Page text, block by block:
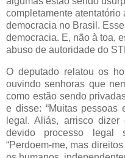
completamente atentatório
democracia no Brasil.
democracia. E, não à toa,
abuso de autoridade do
O deputado relatou os
ouvindo senhoras que
como estão sendo
e disse: “Muitas
legal. Aliás, arrisco
devido processo legal
“Perdoem-me, mas